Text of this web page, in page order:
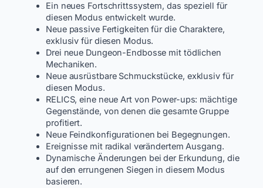
Ein neues Fortschrittssystem, das speziell für
diesen Modus entwickelt wurde.
Neue passive Fertigkeiten für die Charaktere,
exklusiv für diesen Modus.
Drei neue Dungeon-Endbosse mit tödlichen
Mechaniken.
Neue ausrüstbare Schmuckstücke, exklusiv für
diesen Modus.
RELICS, eine neue Art von Power-ups: mächtige
Gegenstände, von denen die gesamte Gruppe
profitiert.
Neue Feindkonfigurationen bei Begegnungen.
Ereignisse mit radikal verändertem Ausgang.
Dynamische Änderungen bei der Erkundung, die
auf den errungenen Siegen in diesem Modus
basieren.